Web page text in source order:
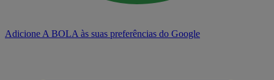
Adicione A BOLA às suas preferências do Google